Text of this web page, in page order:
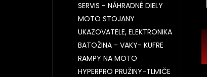
SERVIS - NÁHRADNÉ DIELY
MOTO STOJANY
UKAZOVATELE, ELEKTRONIKA
BATOŽINA - VAKY- KUFRE
RAMPY NA MOTO
HYPERPRO PRUŽINY-TLMIČE
R
e